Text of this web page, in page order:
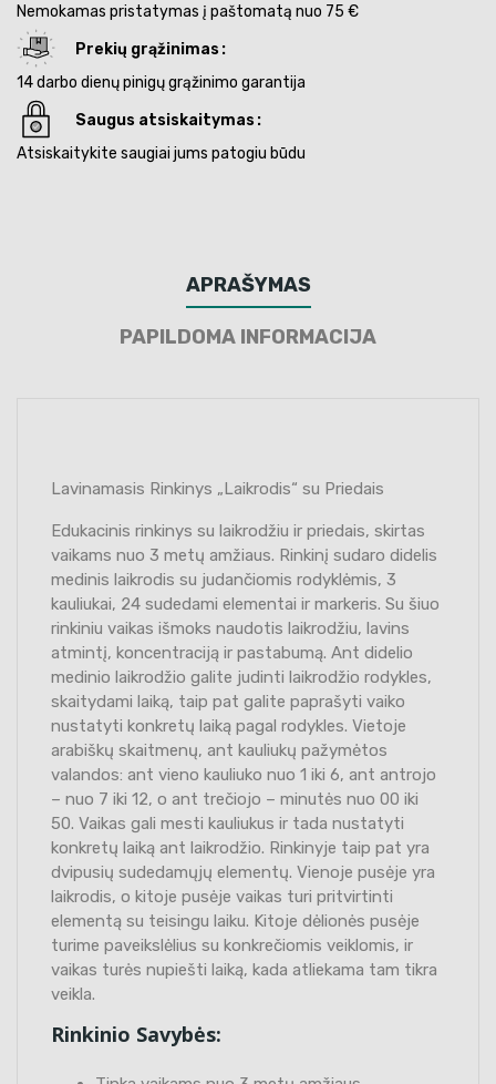
Nemokamas pristatymas į paštomatą nuo 75 €
Prekių grąžinimas
14 darbo dienų pinigų grąžinimo garantija
Saugus atsiskaitymas
Atsiskaitykite saugiai jums patogiu būdu
APRAŠYMAS
PAPILDOMA INFORMACIJA
Lavinamasis Rinkinys „Laikrodis“ su Priedais
Edukacinis rinkinys su laikrodžiu ir priedais, skirtas
vaikams nuo 3 metų amžiaus. Rinkinį sudaro didelis
medinis laikrodis su judančiomis rodyklėmis, 3
kauliukai, 24 sudedami elementai ir markeris. Su šiuo
rinkiniu vaikas išmoks naudotis laikrodžiu, lavins
atmintį, koncentraciją ir pastabumą. Ant didelio
medinio laikrodžio galite judinti laikrodžio rodykles,
skaitydami laiką, taip pat galite paprašyti vaiko
nustatyti konkretų laiką pagal rodykles. Vietoje
arabiškų skaitmenų, ant kauliukų pažymėtos
valandos: ant vieno kauliuko nuo 1 iki 6, ant antrojo
– nuo 7 iki 12, o ant trečiojo – minutės nuo 00 iki
50. Vaikas gali mesti kauliukus ir tada nustatyti
konkretų laiką ant laikrodžio. Rinkinyje taip pat yra
dvipusių sudedamųjų elementų. Vienoje pusėje yra
laikrodis, o kitoje pusėje vaikas turi pritvirtinti
elementą su teisingu laiku. Kitoje dėlionės pusėje
turime paveikslėlius su konkrečiomis veiklomis, ir
vaikas turės nupiešti laiką, kada atliekama tam tikra
veikla.
Rinkinio Savybės: